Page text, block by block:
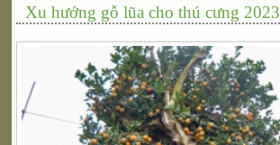
Xu hướng gỗ lũa cho thú cưng 2023